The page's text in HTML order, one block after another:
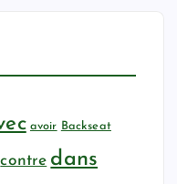
avoir Backseat
contre dans